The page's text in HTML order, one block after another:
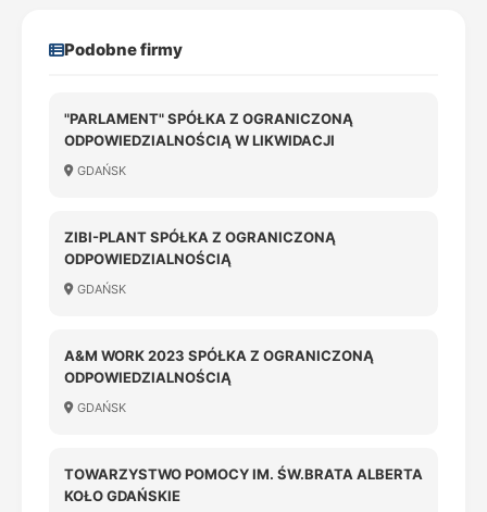
Podobne firmy
"PARLAMENT" SPÓŁKA Z OGRANICZONĄ
ODPOWIEDZIALNOŚCIĄ W LIKWIDACJI
GDAŃSK
ZIBI-PLANT SPÓŁKA Z OGRANICZONĄ
ODPOWIEDZIALNOŚCIĄ
GDAŃSK
A&M WORK 2023 SPÓŁKA Z OGRANICZONĄ
ODPOWIEDZIALNOŚCIĄ
GDAŃSK
TOWARZYSTWO POMOCY IM. ŚW.BRATA ALBERTA
KOŁO GDAŃSKIE